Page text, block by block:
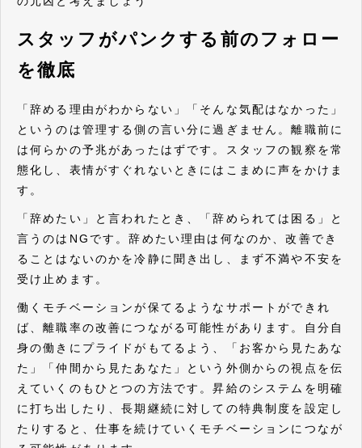
スタッフがパンクする前のフォロー
を徹底
「辞める理由がわからない」「そんな気配はなかった」
というのは管理する側の言い分に過ぎません。離職前に
は何らかの予兆があったはずです。スタッフの観察を常
態化し、表情がすぐれないときにはこまめに声をかけま
す。
「辞めたい」と言われたとき、「辞められては困る」と
言うのはNGです。辞めたい理由は何なのか、改善でき
ることはないのかを冷静に聞き出し、まず不満や不安を
受け止めます。
働くモチベーションが保てるようなサポートができれ
ば、離職率の改善につながる可能性があります。自分自
身の働きにプライドがもてるよう、「お客から見たあな
た」「仲間から見たあなた」という外側からの視点を伝
えていくのもひとつの方法です。昇給のシステムを明確
に打ち出したり、長期継続に対しての特典制度を設定し
たりすると、仕事を続けていくモチベーションにつなが